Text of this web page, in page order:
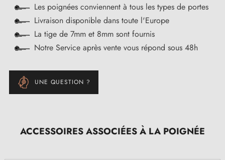
Les poignées conviennent à tous les types de portes
Livraison disponible dans toute l'Europe
La tige de 7mm et 8mm sont fournis
Notre Service après vente vous répond sous 48h
UNE QUESTION ?
ACCESSOIRES ASSOCIÉES À LA POIGNÉE